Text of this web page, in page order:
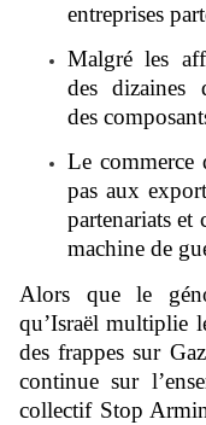
entreprises
Malgré les
des dizaines
des
Le commerce
pas aux
partenariats et
machine de
Alors que le
qu’Israël multiplie
des frappes sur
continue sur
collectif Stop